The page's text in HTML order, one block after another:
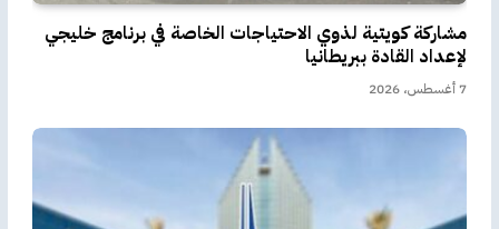
مشاركة كويتية لذوي الاحتياجات الخاصة في برنامج خليجي
لإعداد القادة ببريطانيا
7 أغسطس، 2026